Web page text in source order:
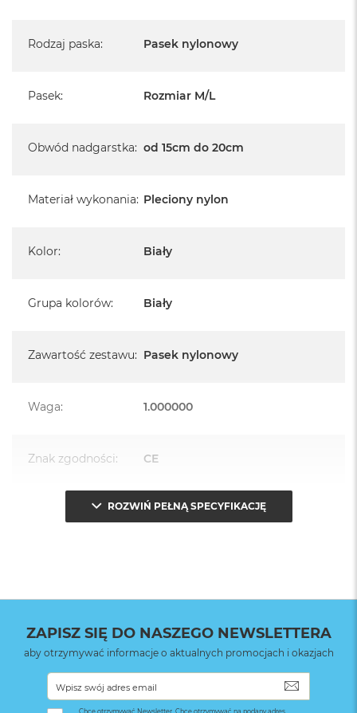
Rodzaj paska: Pasek nylonowy
Pasek: Rozmiar M/L
Obwód nadgarstka: od 15cm do 20cm
Materiał wykonania: Pleciony nylon
Kolor: Biały
Grupa kolorów: Biały
Zawartość zestawu: Pasek nylonowy
Waga: 1.000000
Znak zgodności: CE
Opakowanie
(pudełko):
Serwisowe
ROZWIŃ PEŁNĄ SPECYFIKACJĘ
ZAPISZ SIĘ DO NASZEGO NEWSLETTERA
aby otrzymywać informacje o aktualnych promocjach i okazjach